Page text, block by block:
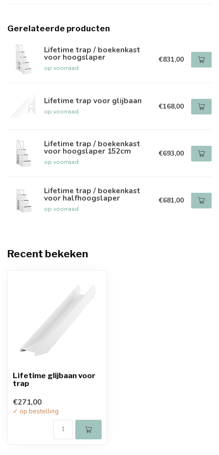
Gerelateerde producten
Lifetime trap / boekenkast
voor hoogslaper
op voorraad
€831,00
Lifetime trap voor glijbaan
op voorraad €168,00
Lifetime trap / boekenkast
voor hoogslaper 152cm
op voorraad
€693,00
Lifetime trap / boekenkast
voor halfhoogslaper
op voorraad
€681,00
Recent bekeken
Lifetime glijbaan voor
trap
€271,00
✓ op bestelling